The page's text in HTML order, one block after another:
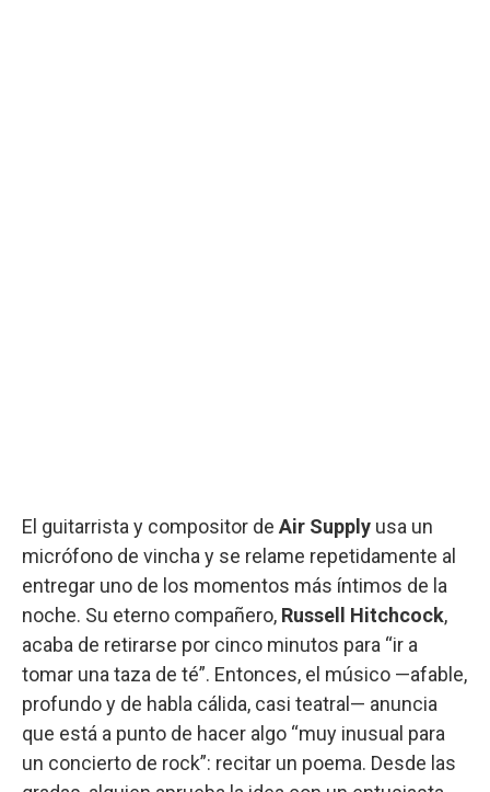
El guitarrista y compositor de Air Supply usa un
micrófono de vincha y se relame repetidamente al
entregar uno de los momentos más íntimos de la
noche. Su eterno compañero, Russell Hitchcock,
acaba de retirarse por cinco minutos para “ir a
tomar una taza de té”. Entonces, el músico —afable,
profundo y de habla cálida, casi teatral— anuncia
que está a punto de hacer algo “muy inusual para
un concierto de rock”: recitar un poema. Desde las